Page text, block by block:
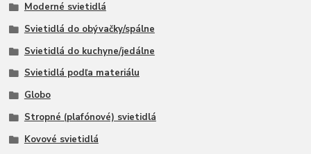
Moderné svietidlá
Svietidlá do obývačky/spálne
Svietidlá do kuchyne/jedálne
Svietidlá podľa materiálu
Globo
Stropné (plafónové) svietidlá
Kovové svietidlá